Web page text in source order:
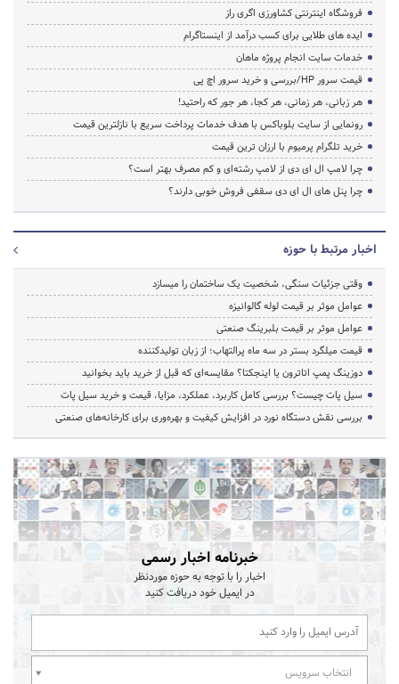
فروشگاه اینترنتی کشاورزی اگری راز
ایده های طلایی برای کسب درآمد از اینستاگرام
خدمات سایت انجام پروژه ماهان
قیمت سرور HP/بررسی و خرید سرور اچ پی
هر زبانی، هر زمانی، هر کجا، هر جور که راحتید!
رونمایی از سایت بلوباکس با هدف خدمات پرداخت سریع با نازلترین قیمت
خرید تلگرام پرمیوم با ارزان ترین قیمت
چرا لامپ ال ای دی از لامپ رشته‌ای و کم مصرف بهتر است؟
چرا پنل های ال ای دی سقفی فروش خوبی دارند؟
اخبار مرتبط با حوزه
وقتی جزئیات سنگی، شخصیت یک ساختمان را میسازد
عوامل موثر بر قیمت لوله گالوانیزه
عوامل موثر بر قیمت بلبرینگ صنعتی
قیمت میلگرد بستر در سه ماه پرالتهاب؛ از زبان تولیدکننده
دوزینگ پمپ اتاترون یا اینجکتا؟ مقایسه‌ای که قبل از خرید باید بخوانید
سیل پات چیست؟ بررسی کامل کاربرد، عملکرد، مزایا، قیمت و خرید سیل پات
بررسی نقش دستگاه نورد در افزایش کیفیت و بهره‌وری برای کارخانه‌های صنعتی
خبرنامه اخبار رسمی
اخبار را با توجه به حوزه موردنظر
در ایمیل خود دریافت کنید
انتخاب سرویس